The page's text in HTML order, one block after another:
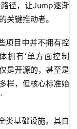
径，让Jump逐渐
关键推动者。
项目中并不拥有控
拥有’单方面控制
是开源的，甚至是
样，但核心标准始
类基础设施。其自